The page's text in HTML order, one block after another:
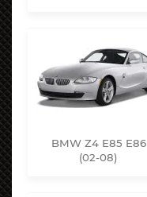
BMW Z4 E85 E86
(02-08)